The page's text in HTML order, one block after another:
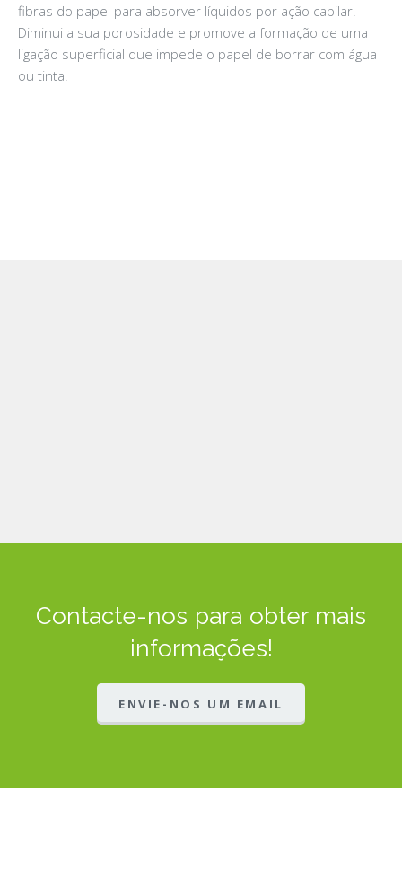
fibras do papel para absorver líquidos por ação capilar.
Diminui a sua porosidade e promove a formação de uma
ligação superficial que impede o papel de borrar com água
ou tinta.
Contacte-nos para obter mais
informações!
ENVIE-NOS UM EMAIL